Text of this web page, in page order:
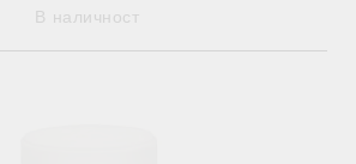
В наличност